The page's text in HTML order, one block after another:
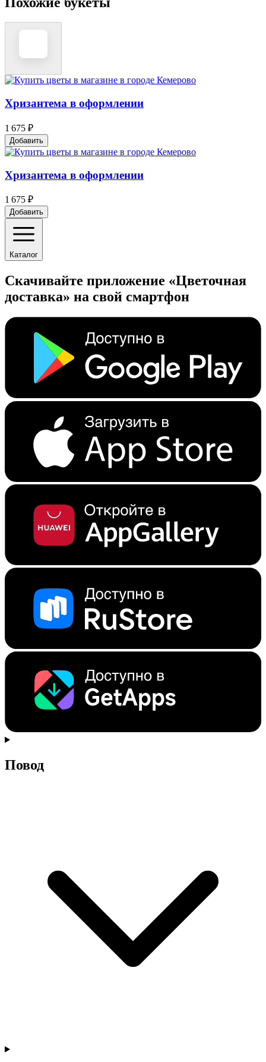
Хризантема в оформлении
1 675 ₽
Добавить
Хризантема в оформлении
1 675 ₽
Добавить
Каталог
Скачивайте приложение «Цветочная
доставка» на свой смартфон
Повод